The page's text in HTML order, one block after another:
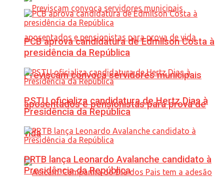
Previscam convoca servidores municipais
aposentados e pensionistas para prova de
vida
PCB aprova candidatura de Edmilson Costa à
presidência da República
PSTU oficializa candidatura de Hertz Dias à
Presidência da República
PRTB lança Leonardo Avalanche candidato à
Presidência da República